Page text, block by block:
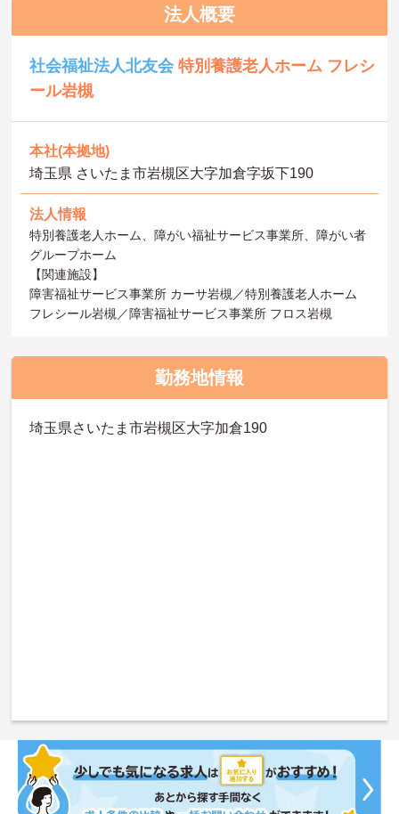
法人概要
社会福祉法人北友会特別養護老人ホーム フレシ
ール岩槻
本社(本拠地)
埼玉県 さいたま市岩槻区大字加倉字坂下190
法人情報
特別養護老人ホーム、障がい福祉サービス事業所、障がい者
グループホーム
【関連施設】
障害福祉サービス事業所 カーサ岩槻／特別養護老人ホーム
フレシール岩槻／障害福祉サービス事業所 フロス岩槻
勤務地情報
埼玉県さいたま市岩槻区大字加倉190